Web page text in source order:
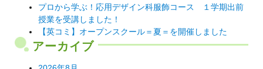
プロから学ぶ！応用デザイン科服飾コース １学期出前
授業を受講しました！
【英コミ】オープンスクール＝夏＝を開催しました
アーカイブ